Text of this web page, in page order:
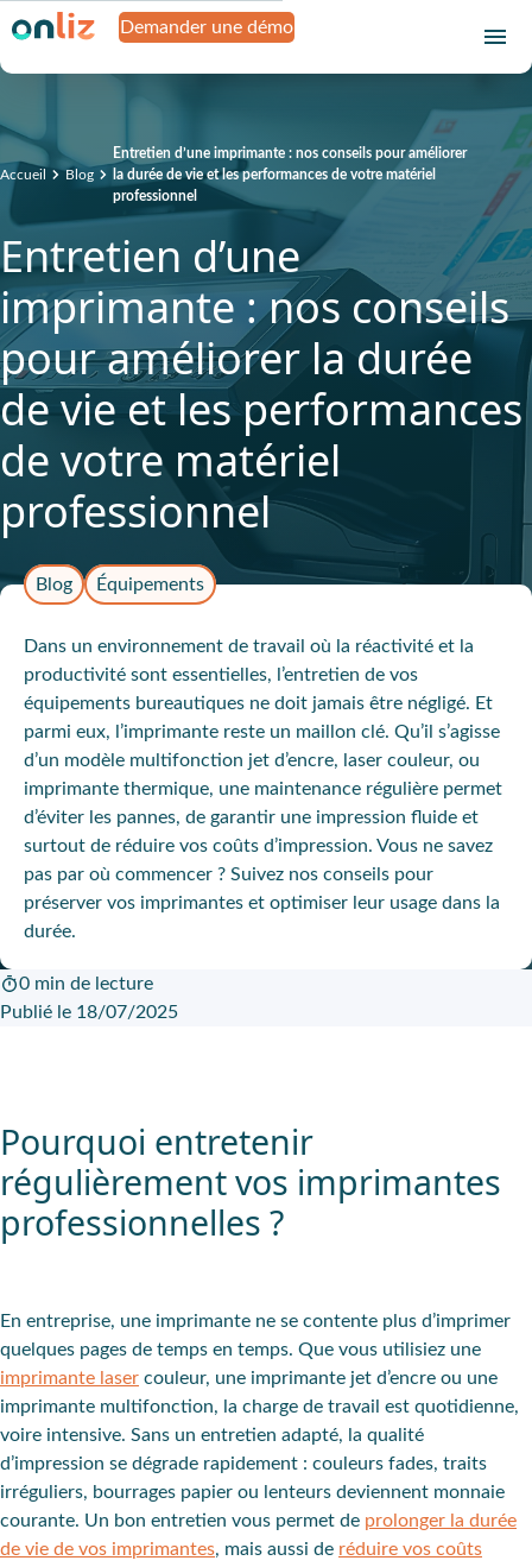
Demander une démo
Accueil Blog
Entretien d’une imprimante : nos conseils pour améliorer
la durée de vie et les performances de votre matériel
professionnel
Entretien d’une
imprimante : nos conseils
pour améliorer la durée
de vie et les performances
de votre matériel
professionnel
Blog Équipements
Dans un environnement de travail où la réactivité et la
productivité sont essentielles, l’entretien de vos
équipements bureautiques ne doit jamais être négligé. Et
parmi eux, l’imprimante reste un maillon clé. Qu’il s’agisse
d’un modèle multifonction jet d’encre, laser couleur, ou
imprimante thermique, une maintenance régulière permet
d’éviter les pannes, de garantir une impression fluide et
surtout de réduire vos coûts d’impression. Vous ne savez
pas par où commencer ? Suivez nos conseils pour
préserver vos imprimantes et optimiser leur usage dans la
durée.
0 min de lecture
Publié le 18/07/2025
Pourquoi entretenir
régulièrement vos imprimantes
professionnelles ?
En entreprise, une imprimante ne se contente plus d’imprimer
quelques pages de temps en temps. Que vous utilisiez une
imprimante laser couleur, une imprimante jet d’encre ou une
imprimante multifonction, la charge de travail est quotidienne,
voire intensive. Sans un entretien adapté, la qualité
d’impression se dégrade rapidement : couleurs fades, traits
irréguliers, bourrages papier ou lenteurs deviennent monnaie
courante. Un bon entretien vous permet de prolonger la durée
de vie de vos imprimantes, mais aussi de réduire vos coûts